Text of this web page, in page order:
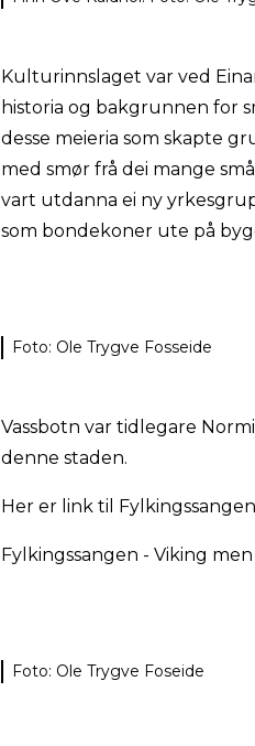
Kulturinnslaget var ved
historia og bakgrunnen for
desse meieria som skapte
med smør frå dei mange
vart utdanna ei ny
som bondekoner ute på
Foto: Ole Trygve Fosseide
Vassbotn var tidlegare
denne staden.
Her er link til
Fylkingssangen - Viking
Foto: Ole Trygve Foseide